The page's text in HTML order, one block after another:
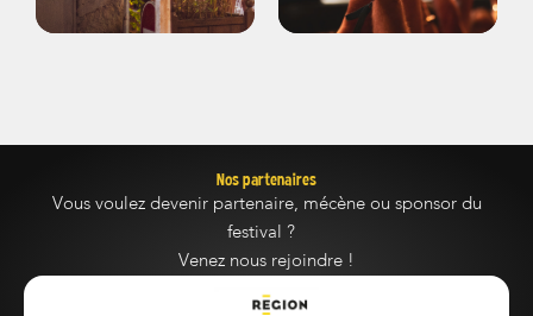
Nos partenaires
Vous voulez devenir partenaire, mécène ou sponsor du
festival ?
Venez nous rejoindre !